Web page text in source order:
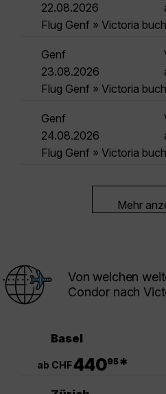
22.08.2026
Flug Genf » Victoria
Genf
23.08.2026
Flug Genf » Victoria
Genf
24.08.2026
Flug Genf » Victoria
Mehr
Von welchen
Condor nach
Basel
ab CHF44095*